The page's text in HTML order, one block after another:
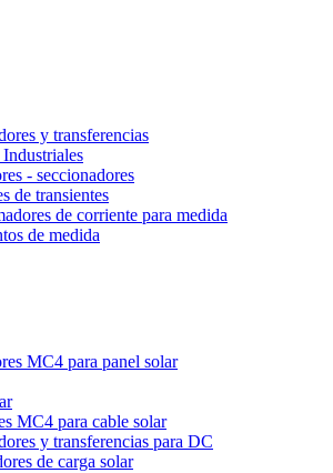
y transferencias
- seccionadores
de transientes
de corriente para medida
de medida
MC4 para panel solar
MC4 para cable solar
y transferencias para DC
de carga solar